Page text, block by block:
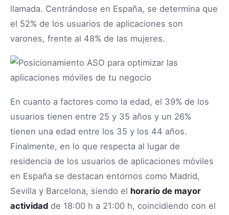
llamada. Centrándose en España, se determina que
el 52% de los usuarios de aplicaciones son
varones, frente al 48% de las mujeres.
En cuanto a factores como la edad, el 39% de los
usuarios tienen entre 25 y 35 años y un 26%
tienen una edad entre los 35 y los 44 años.
Finalmente, en lo que respecta al lugar de
residencia de los usuarios de aplicaciones móviles
en España se destacan entornos como Madrid,
Sevilla y Barcelona, siendo el horario de mayor
actividad de 18:00 h a 21:00 h, coincidiendo con el